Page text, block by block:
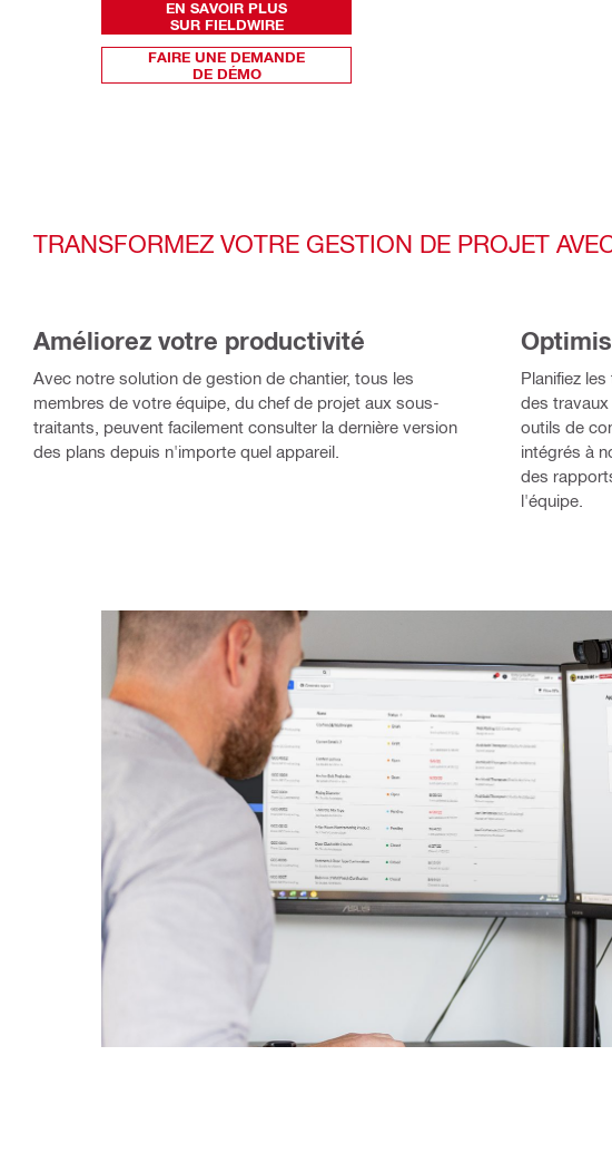
EN SAVOIR PLUS
SUR FIELDWIRE
FAIRE UNE DEMANDE
DE DÉMO
TRANSFORMEZ VOTRE GESTION DE PROJET
Améliorez votre productivité
Avec notre solution de gestion de chantier, tous les
membres de votre équipe, du chef de projet aux sous-
traitants, peuvent facilement consulter la dernière version
des plans depuis n'importe quel appareil.
Planifiez
des
outils de
intégrés à
des
l'équipe.